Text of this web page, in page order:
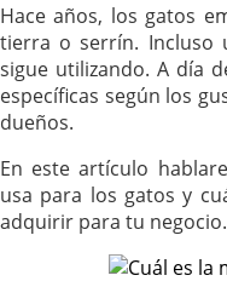
Hace años, los gatos
tierra o serrín. Incluso
sigue utilizando. A día
específicas según los
dueños.
En este artículo
usa para los gatos y
adquirir para tu negocio.